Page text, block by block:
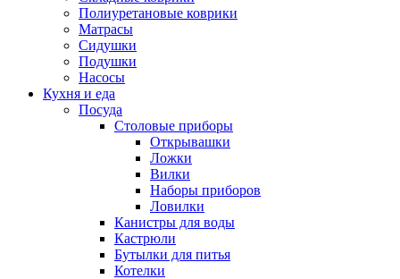
Полиуретановые коврики
Матрасы
Сидушки
Подушки
Насосы
Кухня и еда
Посуда
Столовые приборы
Открывашки
Ложки
Вилки
Наборы приборов
Ловилки
Канистры для воды
Кастрюли
Бутылки для питья
Котелки